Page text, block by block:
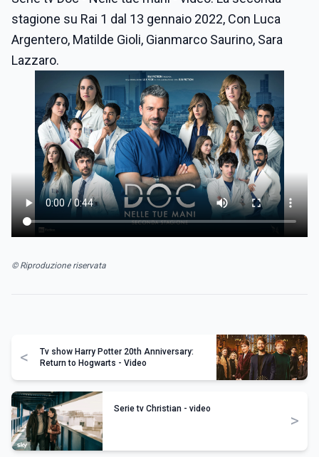
stagione su Rai 1 dal 13 gennaio 2022, Con Luca
Argentero, Matilde Gioli, Gianmarco Saurino, Sara
Lazzaro.
© Riproduzione riservata
<
Tv show Harry Potter 20th Anniversary:
Return to Hogwarts - Video
Serie tv Christian - video
>